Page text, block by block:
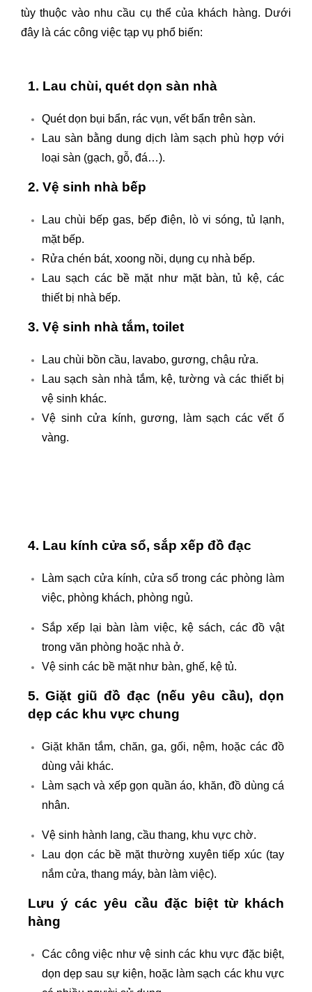
tùy thuộc vào nhu cầu cụ thể của khách hàng. Dưới
đây là các công việc tạp vụ phổ biến:
1. Lau chùi, quét dọn sàn nhà
Quét dọn bụi bẩn, rác vụn, vết bẩn trên sàn.
Lau sàn bằng dung dịch làm sạch phù hợp với
loại sàn (gạch, gỗ, đá…).
2. Vệ sinh nhà bếp
Lau chùi bếp gas, bếp điện, lò vi sóng, tủ lạnh,
mặt bếp.
Rửa chén bát, xoong nồi, dụng cụ nhà bếp.
Lau sạch các bề mặt như mặt bàn, tủ kệ, các
thiết bị nhà bếp.
3. Vệ sinh nhà tắm, toilet
Lau chùi bồn cầu, lavabo, gương, chậu rửa.
Lau sạch sàn nhà tắm, kệ, tường và các thiết bị
vệ sinh khác.
Vệ sinh cửa kính, gương, làm sạch các vết ố
vàng.
4. Lau kính cửa sổ, sắp xếp đồ đạc
Làm sạch cửa kính, cửa sổ trong các phòng làm
việc, phòng khách, phòng ngủ.
Sắp xếp lại bàn làm việc, kệ sách, các đồ vật
trong văn phòng hoặc nhà ở.
Vệ sinh các bề mặt như bàn, ghế, kệ tủ.
5. Giặt giũ đồ đạc (nếu yêu cầu), dọn
dẹp các khu vực chung
Giặt khăn tắm, chăn, ga, gối, nệm, hoặc các đồ
dùng vải khác.
Làm sạch và xếp gọn quần áo, khăn, đồ dùng cá
nhân.
Vệ sinh hành lang, cầu thang, khu vực chờ.
Lau dọn các bề mặt thường xuyên tiếp xúc (tay
nắm cửa, thang máy, bàn làm việc).
Lưu ý các yêu cầu đặc biệt từ khách
hàng
Các công việc như vệ sinh các khu vực đặc biệt,
dọn dẹp sau sự kiện, hoặc làm sạch các khu vực